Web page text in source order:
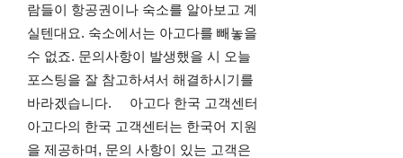
람들이 항공권이나 숙소를 알아보고 계
실텐대요. 숙소에서는 아고다를 빼놓을
수 없죠. 문의사항이 발생했을 시 오늘
포스팅을 잘 참고하셔서 해결하시기를
바라겠습니다. 아고다 한국 고객센터
아고다의 한국 고객센터는 한국어 지원
을 제공하며, 문의 사항이 있는 고객은